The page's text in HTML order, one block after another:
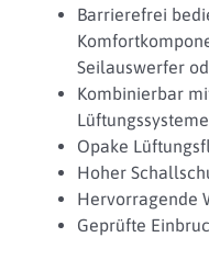
Barrierefrei
Seilauswerfer
Kombinierbar
Opake
Hoher
Hervorragende
Geprüfte